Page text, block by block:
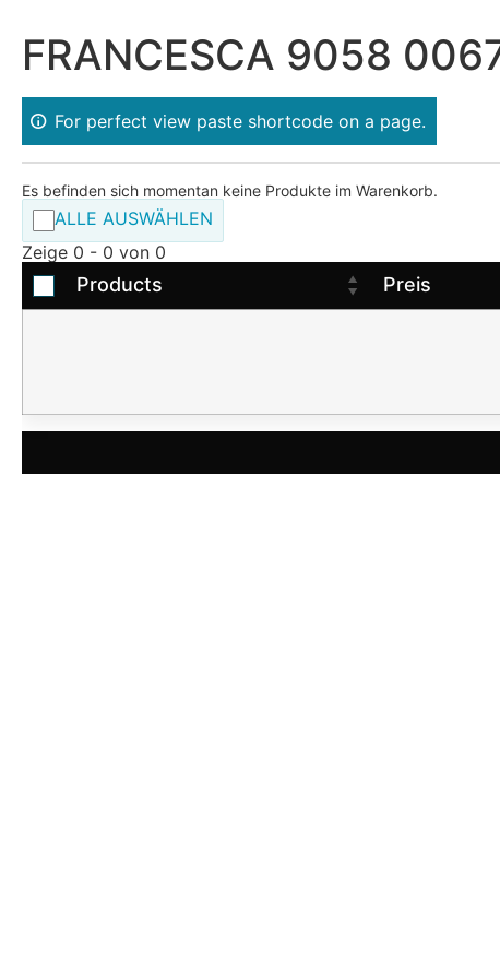
FRANCESCA 9058
For perfect view paste shortcode on a page.
Es befinden sich momentan keine Produkte im Warenkorb.
ALLE AUSWÄHLEN
Zeige 0 - 0 von 0
Products Preis